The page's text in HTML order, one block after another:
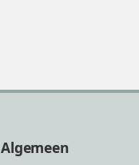
Algemeen